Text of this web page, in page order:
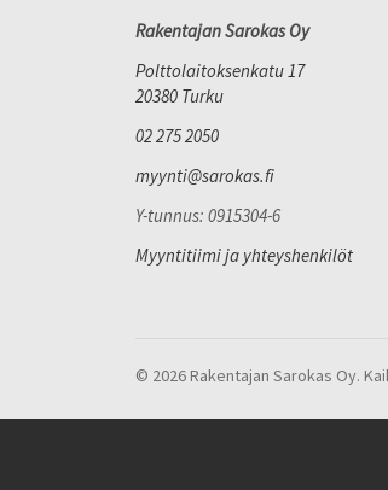
Rakentajan Sarokas Oy
Polttolaitoksenkatu 17
20380 Turku
02 275 2050
myynti@sarokas.fi
Y-tunnus: 0915304-6
Myyntitiimi ja yhteyshenkilöt
© 2026 Rakentajan Sarokas Oy.